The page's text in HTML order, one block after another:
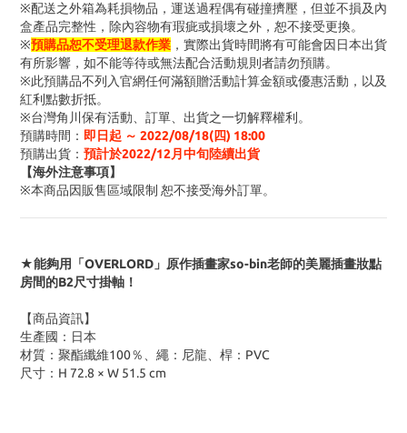
※配送之外箱為耗損物品，運送過程偶有碰撞擠壓，但並不損及內
盒產品完整性，除內容物有瑕疵或損壞之外，恕不接受更換。
※預購品恕不受理退款作業 ，實際出貨時間將有可能會因日本出貨
有所影響，如不能等待或無法配合活動規則者請勿預購。
※此預購品不列入官網任何滿額贈活動計算金額或優惠活動 ，以及
紅利點數折抵。
※台灣角川保有活動、訂單、出貨之一切解釋權利。
預購時間 ： 即日起 ～ 2022/08/18(四) 18:00
預購出貨： 預計於2022/12月中旬陸續出貨
【海外注意事項】
※本商品因販售區域限制 恕不接受海外訂單。
★能夠用「OVERLORD」原作插畫家so-bin老師的美麗插畫妝點
房間的B2尺寸掛軸！
【商品資訊】
生產國：日本
材質 ： 聚酯纖維100％、繩：尼龍、桿：PVC
尺寸 ：H 72.8 × W 51.5 cm